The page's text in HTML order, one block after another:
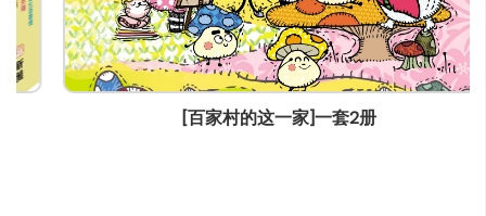
[百家村的这一家]一套2册